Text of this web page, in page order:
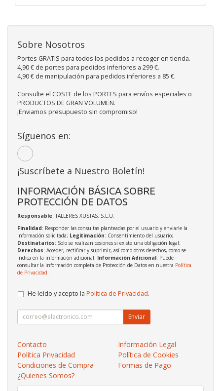
Sobre Nosotros
Portes GRATIS para todos los pedidos a recoger en tienda.
4,90 € de portes para pedidos inferiores a 299 €.
4,90 € de manipulación para pedidos inferiores a 85 €.
Consulte el COSTE de los PORTES para envíos especiales o
PRODUCTOS DE GRAN VOLUMEN.
¡Enviamos presupuesto sin compromiso!
Síguenos en:
¡Suscríbete a Nuestro Boletín!
INFORMACIÓN BÁSICA SOBRE
PROTECCIÓN DE DATOS
Responsable: TALLERES XUSTAS, S.L.U.
Finalidad: Responder las consultas planteadas por el usuario y enviarle la
información solicitada; Legitimación: Consentimiento del usuario;
Destinatarios: Solo se realizan cesiones si existe una obligación legal;
Derechos: Acceder, rectificar y suprimir, así como otros derechos, como se
indica en la información adicional; Información Adicional: Puede
consultar la información completa de Protección de Datos en nuestra Política
de Privacidad
He leído y acepto la Política de Privacidad.
Enviar
Contacto
Información Legal
Política Privacidad
Política de Cookies
Condiciones de Compra
Formas de Pago
¿Quienes Somos?